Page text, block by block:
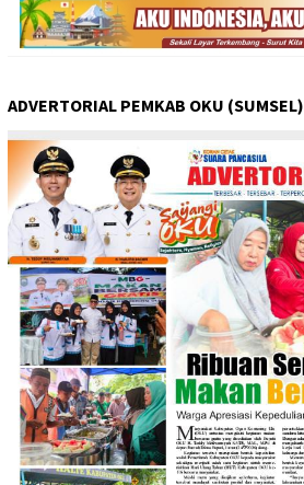
ADVERTORIAL PEMKAB OKU (SUMSEL)